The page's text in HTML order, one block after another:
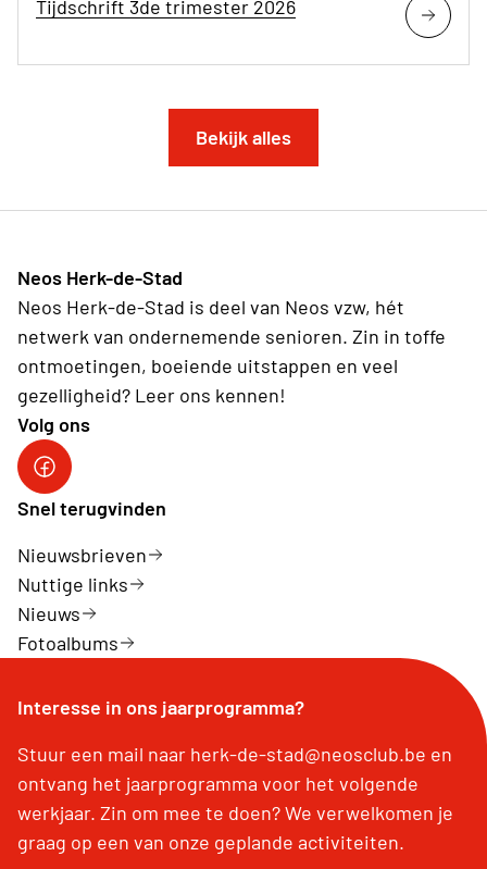
Tijdschrift 3de trimester 2026
Bekijk alles
Neos Herk-de-Stad
Neos Herk-de-Stad is deel van Neos vzw, hét
netwerk van ondernemende senioren. Zin in toffe
ontmoetingen, boeiende uitstappen en veel
gezelligheid? Leer ons kennen!
Volg ons
Facebook Herk-de-Stad
Snel terugvinden
Nieuwsbrieven
Nuttige links
Nieuws
Fotoalbums
Interesse in ons jaarprogramma?
Stuur een mail naar herk-de-stad@neosclub.be en
ontvang het jaarprogramma voor het volgende
werkjaar. Zin om mee te doen? We verwelkomen je
graag op een van onze geplande activiteiten.